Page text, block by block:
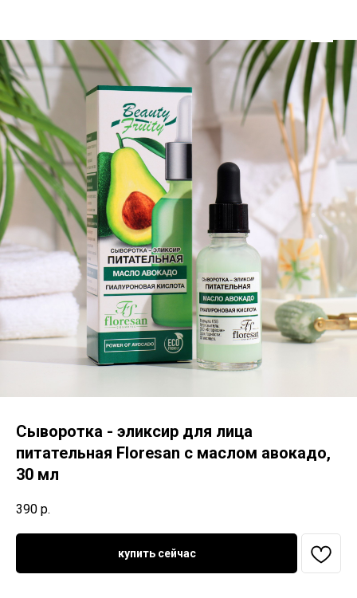
Сыворотка - эликсир для лица
питательная Floresan с маслом авокадо,
30 мл
390 р.
купить сейчас